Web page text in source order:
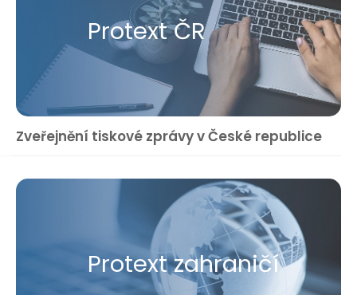
Protext ČR
Zveřejnění tiskové zprávy v České republice
Protext zahraničí